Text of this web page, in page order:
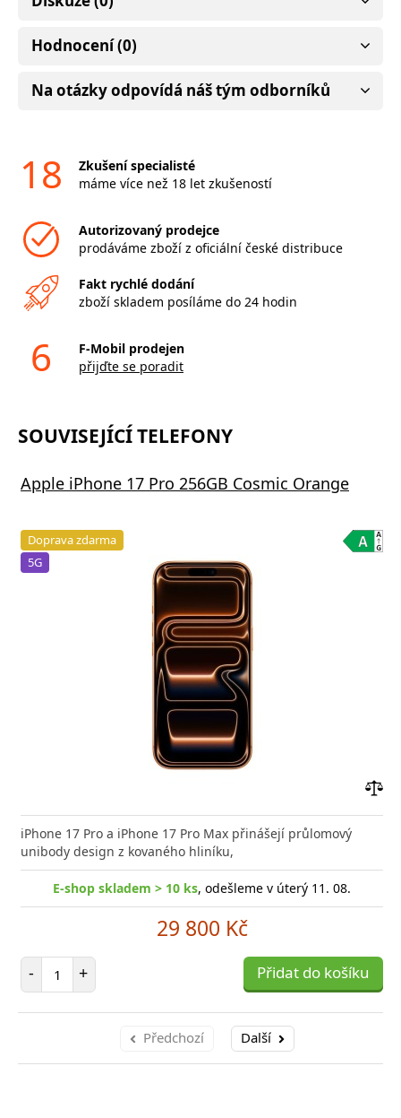
Hodnocení (0)
Na otázky odpovídá náš tým odborníků
18
Zkušení specialisté
máme více než 18 let zkušeností
Autorizovaný prodejce
prodáváme zboží z oficiální české distribuce
Fakt rychlé dodání
zboží skladem posíláme do 24 hodin
6
F-Mobil prodejen
přijďte se poradit
SOUVISEJÍCÍ TELEFONY
Apple iPhone 17 Pro 256GB Cosmic Orange
Doprava zdarma
5G
iPhone 17 Pro a iPhone 17 Pro Max přinášejí průlomový
unibody design z kovaného hliníku,
E-shop skladem > 10 ks, odešleme v úterý 11. 08.
29 800 Kč
- Počet položek
+ Přidat do košíku
Předchozí Další